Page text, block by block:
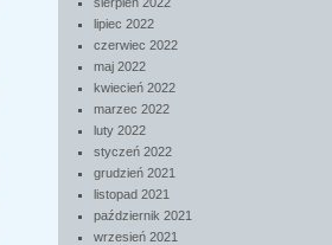
lipiec 2022
czerwiec 2022
maj 2022
kwiecień 2022
marzec 2022
luty 2022
styczeń 2022
grudzień 2021
listopad 2021
październik 2021
wrzesień 2021